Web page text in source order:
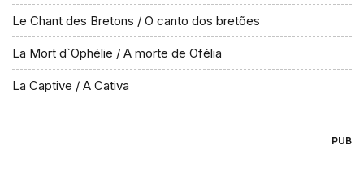
Le Chant des Bretons / O canto dos bretões
La Mort d`Ophélie / A morte de Ofélia
La Captive / A Cativa
PUB